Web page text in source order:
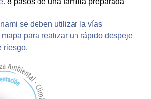
se deben utilizar la vías
para realizar un rápido despeje
riesgo.